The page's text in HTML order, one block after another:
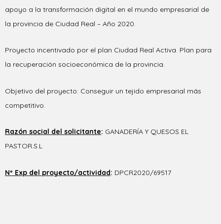
apoyo a la transformación digital en el mundo empresarial de
la provincia de Ciudad Real – Año 2020.
Proyecto incentivado por el plan Ciudad Real Activa. Plan para
la recuperación socioeconómica de la provincia.
Objetivo del proyecto: Conseguir un tejido empresarial más
competitivo.
Razón social del solicitante: GANADERÍA Y QUESOS EL
PASTOR.S.L
Nº Exp del proyecto/actividad: DPCR2020/69517